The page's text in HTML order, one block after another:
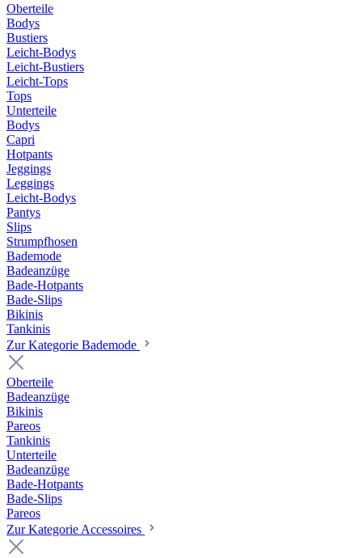
Oberteile
Bodys
Bustiers
Leicht-Bodys
Leicht-Bustiers
Leicht-Tops
Tops
Unterteile
Bodys
Capri
Hotpants
Jeggings
Leggings
Leicht-Bodys
Pantys
Slips
Strumpfhosen
Bademode
Badeanzüge
Bade-Hotpants
Bade-Slips
Bikinis
Tankinis
Zur Kategorie Bademode
Oberteile
Badeanzüge
Bikinis
Pareos
Tankinis
Unterteile
Badeanzüge
Bade-Hotpants
Bade-Slips
Pareos
Zur Kategorie Accessoires